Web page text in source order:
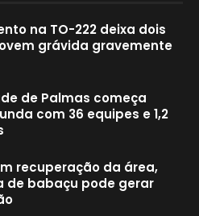
na TO-222 deixa dois
grávida gravemente
de Palmas começa
com 36 equipes e 1,2
recuperação da área,
de babaçu pode gerar